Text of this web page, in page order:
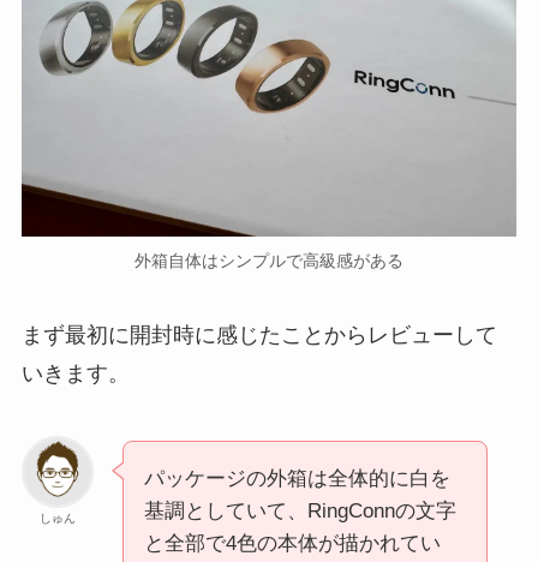
外箱自体はシンプルで高級感がある
まず最初に開封時に感じたことからレビューして
いきます。
しゅん
パッケージの外箱は全体的に白を
基調としていて、RingConnの文字
と全部で4色の本体が描かれてい